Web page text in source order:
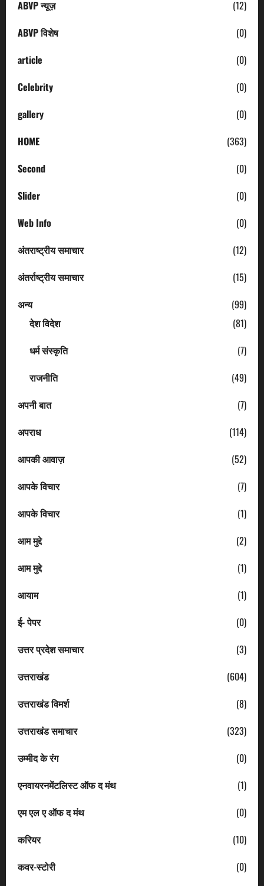
ABVP न्यूज़
(12)
ABVP विशेष
(0)
article
(0)
Celebrity
(0)
gallery
(0)
HOME
(363)
Second
(0)
Slider
(0)
Web Info
(0)
अंतराष्ट्रीय समाचार
(12)
अंतर्राष्ट्रीय समाचार
(15)
अन्य
(99)
देश विदेश
(81)
धर्म संस्कृति
(7)
राजनीति
(49)
अपनी बात
(7)
अपराध
(114)
आपकी आवाज़
(52)
आपके विचार
(7)
आपके विचार
(1)
आम मुद्दे
(2)
आम मुद्दे
(1)
आयाम
(1)
ई- पेपर
(0)
उत्तर प्रदेश समाचार
(3)
उत्तराखंड
(604)
उत्तराखंड विमर्श
(8)
उत्तराखंड समाचार
(323)
उम्मीद के रंग
(0)
एनवायरनमेंटलिस्ट ऑफ द मंथ
(1)
एम एल ए ऑफ द मंथ
(0)
करियर
(10)
कवर-स्टोरी
(0)